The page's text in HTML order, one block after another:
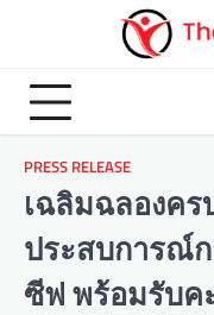
PRESS RELEASE
เฉลิมฉลองค
ประสบการณ์
ซีฟ พร้อมรับค